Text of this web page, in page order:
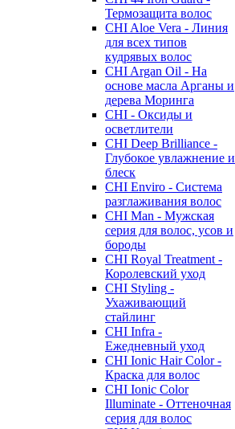
Термозащита волос
CHI Aloe Vera - Линия
для всех типов
кудрявых волос
CHI Argan Oil - На
основе масла Арганы и
дерева Моринга
CHI - Оксиды и
осветлители
CHI Deep Brilliance -
Глубокое увлажнение и
блеск
CHI Enviro - Система
разглаживания волос
CHI Man - Мужская
серия для волос, усов и
бороды
CHI Royal Treatment -
Королевский уход
CHI Styling -
Ухаживающий
стайлинг
CHI Infra -
Ежедневный уход
CHI Ionic Hair Color -
Краска для волос
CHI Ionic Color
Illuminate - Оттеночная
серия для волос